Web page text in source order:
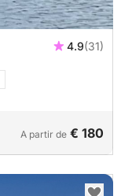
4.9(31)
A partir de € 180